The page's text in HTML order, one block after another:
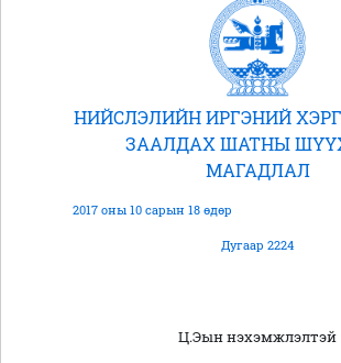
НИЙСЛЭЛИЙН ИРГЭНИЙ
ЗААЛДАХ ШАТНЫ
МАГАДЛАЛ
2017 оны 10 сарын 18 өдөр
Дугаар 2224
Ц.Эын нэхэмжлэлтэй